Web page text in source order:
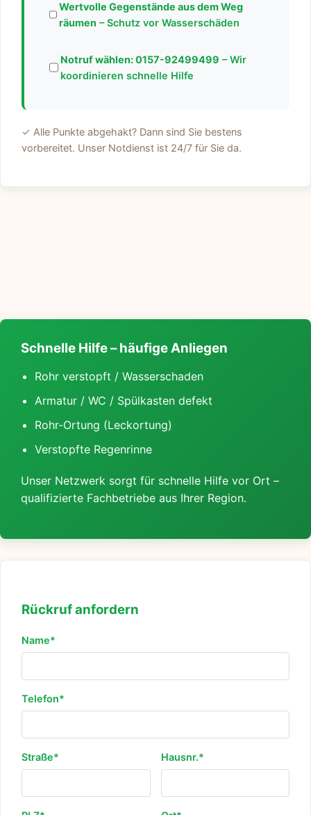
Wertvolle Gegenstände aus dem Weg
räumen – Schutz vor Wasserschäden
Notruf wählen:0157-92499499 – Wir
koordinieren schnelle Hilfe
✓ Alle Punkte abgehakt? Dann sind Sie bestens
vorbereitet. Unser Notdienst ist 24/7 für Sie da.
Schnelle Hilfe – häufige Anliegen
Rohr verstopft / Wasserschaden
Armatur / WC / Spülkasten defekt
Rohr-Ortung (Leckortung)
Verstopfte Regenrinne
Unser Netzwerk sorgt für schnelle Hilfe vor Ort –
qualifizierte Fachbetriebe aus Ihrer Region.
Rückruf anfordern
Name*
Telefon*
Straße* Hausnr.*